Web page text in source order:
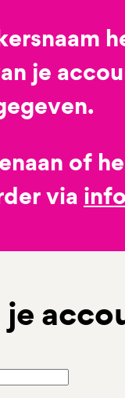
je
of
via